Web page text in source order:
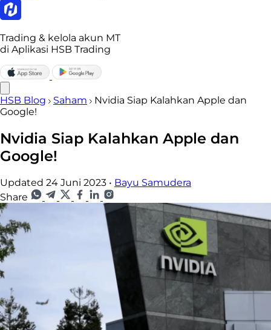
Trading & kelola akun MT
di Aplikasi HSB Trading
HSB Blog Saham
Nvidia Siap Kalahkan Apple dan
Google!
Nvidia Siap Kalahkan Apple dan
Google!
Updated 24 Juni 2023 • Bayu Samudera
Share